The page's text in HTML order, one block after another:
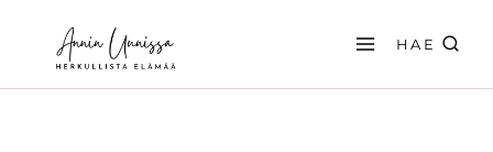
sisältöön
HAE